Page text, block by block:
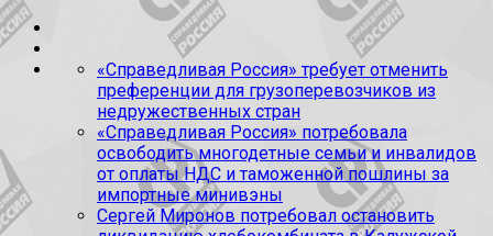
«Справедливая Россия» требует отменить
преференции для грузоперевозчиков из
недружественных стран
«Справедливая Россия» потребовала
освободить многодетные семьи и инвалидов
от оплаты НДС и таможенной пошлины за
импортные минивэны
Сергей Миронов потребовал остановить